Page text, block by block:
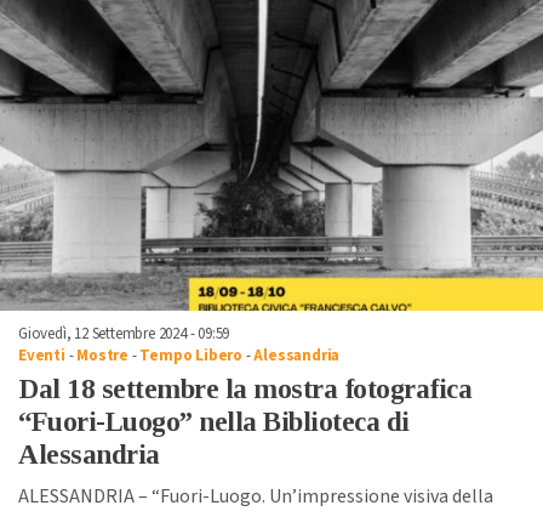
Giovedì, 12 Settembre 2024 - 09:59
Eventi -Mostre -Tempo Libero -Alessandria
Dal 18 settembre la mostra fotografica
“Fuori-Luogo” nella Biblioteca di
Alessandria
ALESSANDRIA – “Fuori-Luogo. Un’impressione visiva della